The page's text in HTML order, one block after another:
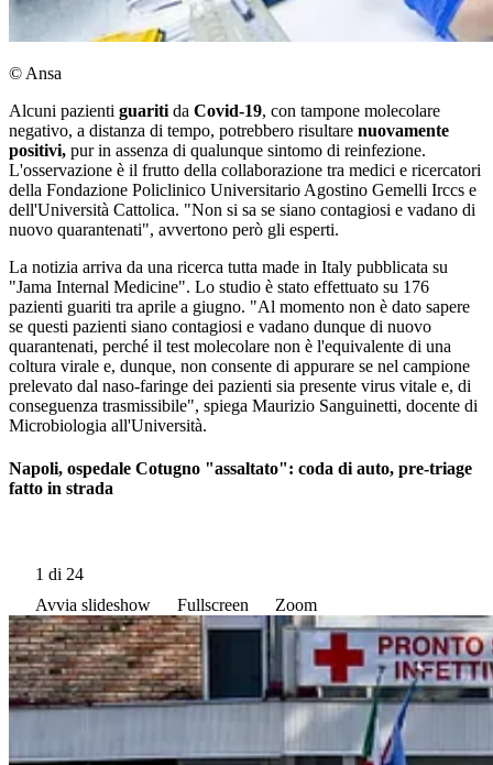
© Ansa
Alcuni pazienti guariti da Covid-19, con tampone molecolare
negativo, a distanza di tempo, potrebbero risultare nuovamente
positivi, pur in assenza di qualunque sintomo di reinfezione.
L'osservazione è il frutto della collaborazione tra medici e ricercatori
della Fondazione Policlinico Universitario Agostino Gemelli Irccs e
dell'Università Cattolica. "Non si sa se siano contagiosi e vadano di
nuovo quarantenati", avvertono però gli esperti.
La notizia arriva da una ricerca tutta made in Italy pubblicata su
"Jama Internal Medicine". Lo studio è stato effettuato su 176
pazienti guariti tra aprile a giugno. "Al momento non è dato sapere
se questi pazienti siano contagiosi e vadano dunque di nuovo
quarantenati, perché il test molecolare non è l'equivalente di una
coltura virale e, dunque, non consente di appurare se nel campione
prelevato dal naso-faringe dei pazienti sia presente virus vitale e, di
conseguenza trasmissibile", spiega Maurizio Sanguinetti, docente di
Microbiologia all'Università.
Napoli, ospedale Cotugno "assaltato": coda di auto, pre-triage
fatto in strada
1 di 24
Avvia slideshow
Fullscreen Zoom